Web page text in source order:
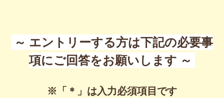
～ エントリーする方は下記の必要事
項にご回答をお願いします ～
※「＊」は入力必須項目です